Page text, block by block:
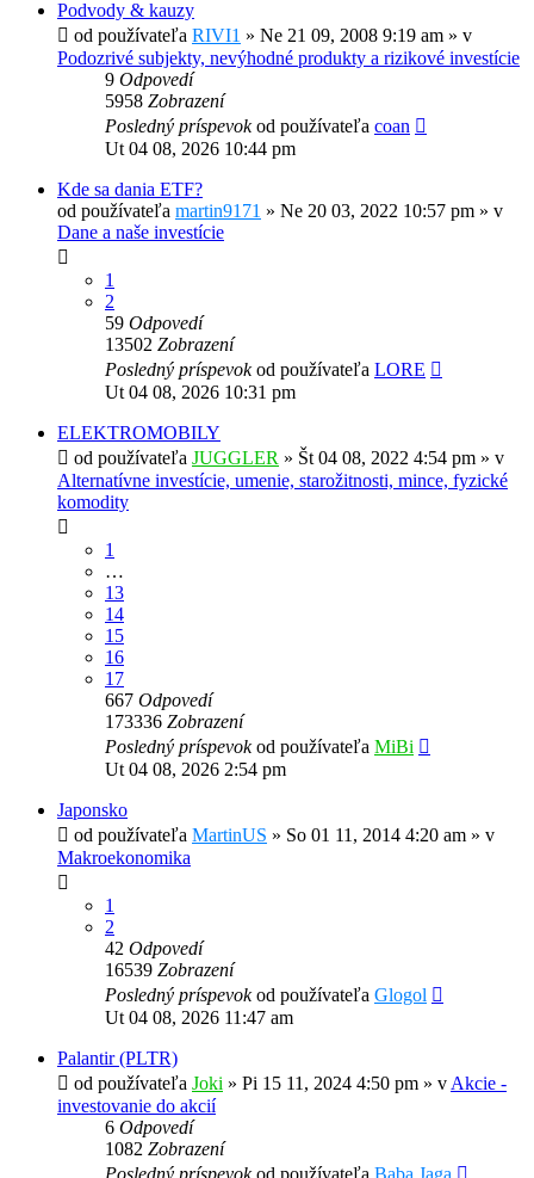
Podvody & kauzy
od používateľa RIVI1 » Ne 21 09, 2008 9:19 am » v
Podozrivé subjekty, nevýhodné produkty a rizikové investície
9 Odpovedí
5958 Zobrazení
Posledný príspevokod používateľa coan
Ut 04 08, 2026 10:44 pm
Kde sa dania ETF?
od používateľa martin9171 » Ne 20 03, 2022 10:57 pm » v
Dane a naše investície
1
2
59 Odpovedí
13502 Zobrazení
Posledný príspevokod používateľa LORE
Ut 04 08, 2026 10:31 pm
ELEKTROMOBILY
od používateľa JUGGLER » Št 04 08, 2022 4:54 pm » v
Alternatívne investície, umenie, starožitnosti, mince, fyzické
komodity
1
…
13
14
15
16
17
667 Odpovedí
173336 Zobrazení
Posledný príspevokod používateľa MiBi
Ut 04 08, 2026 2:54 pm
Japonsko
od používateľa MartinUS » So 01 11, 2014 4:20 am » v
Makroekonomika
1
2
42 Odpovedí
16539 Zobrazení
Posledný príspevokod používateľa Glogol
Ut 04 08, 2026 11:47 am
Palantir (PLTR)
od používateľa Joki » Pi 15 11, 2024 4:50 pm » vAkcie -
investovanie do akcií
6 Odpovedí
1082 Zobrazení